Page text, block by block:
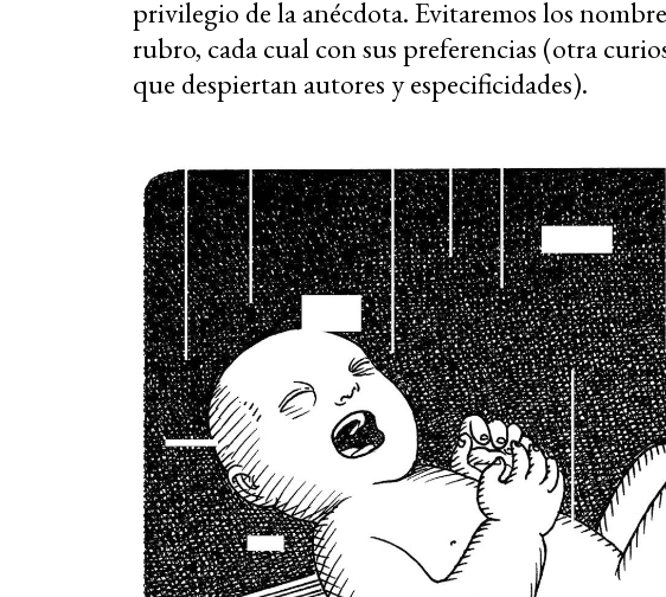
privilegio de la anécdota. Evitaremos los
rubro, cada cual con sus preferencias (otra
que despiertan autores y especificidades).